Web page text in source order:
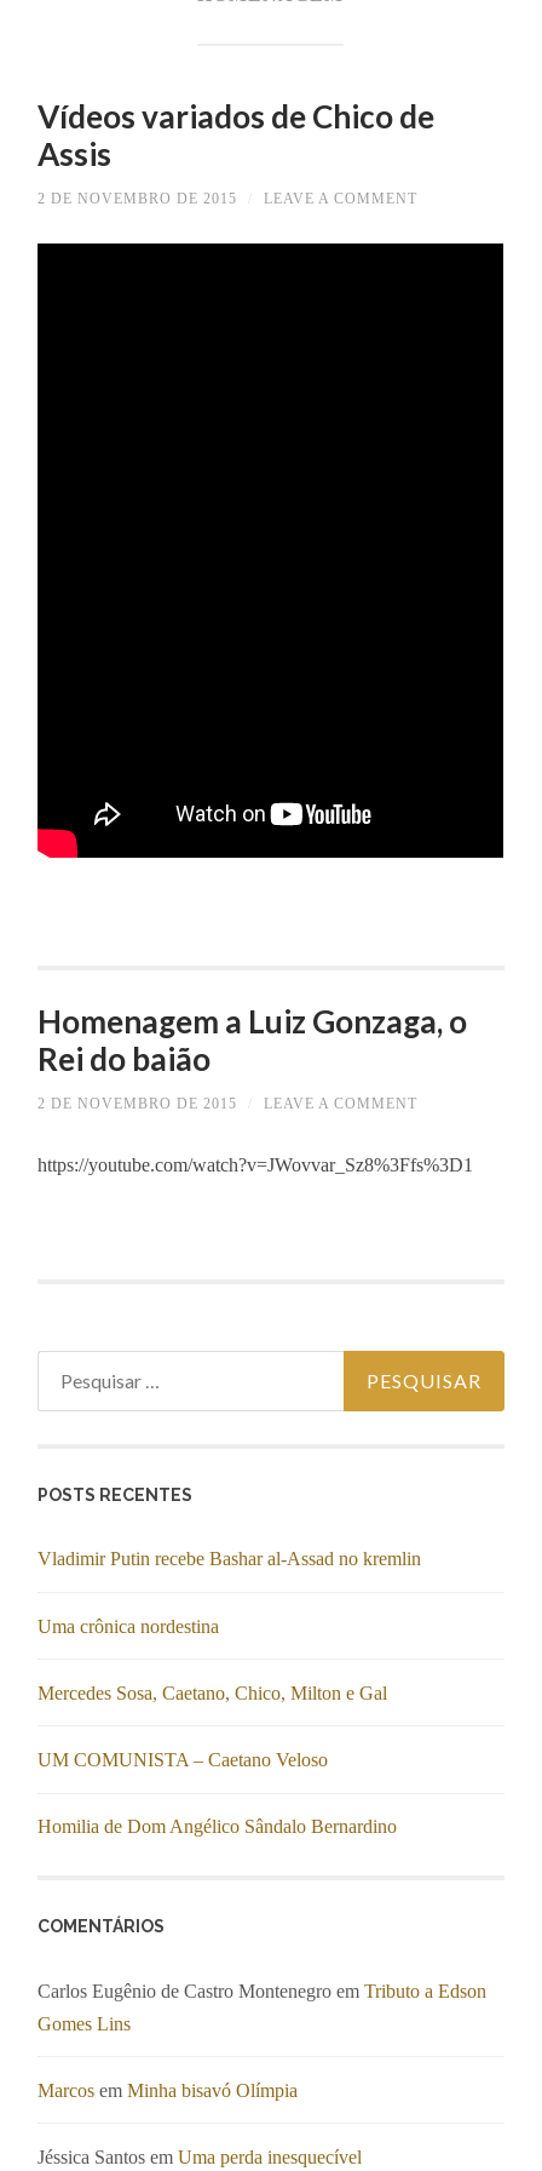
Vídeos variados de Chico de
Assis
2 DE NOVEMBRO DE 2015 LEAVE A COMMENT
Homenagem a Luiz Gonzaga, o
Rei do baião
2 DE NOVEMBRO DE 2015 LEAVE A COMMENT
https://youtube.com/watch?v=JWovvar_Sz8%3Ffs%3D1
POSTS RECENTES
Vladimir Putin recebe Bashar al-Assad no kremlin
Uma crônica nordestina
Mercedes Sosa, Caetano, Chico, Milton e Gal
UM COMUNISTA – Caetano Veloso
Homilia de Dom Angélico Sândalo Bernardino
COMENTÁRIOS
Carlos Eugênio de Castro Montenegro emTributo a Edson
Gomes Lins
Marcos emMinha bisavó Olímpia
Jéssica Santos emUma perda inesquecível